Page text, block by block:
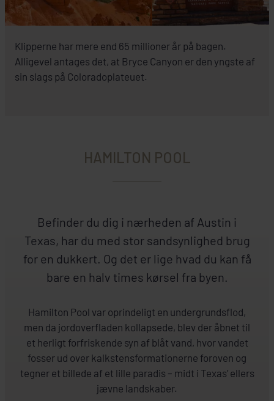
Klipperne har mere end 65 millioner år på bagen.
Alligevel antages det, at Bryce Canyon er den yngste af
sin slags på Coloradoplateuet.
HAMILTON POOL
Befinder du dig i nærheden af Austin i
Texas, har du med stor sandsynlighed brug
for en dukkert. Og det er lige hvad du kan få
bare en halv times kørsel fra byen.
Hamilton Pool var oprindeligt en undergrundsflod,
men da jordoverfladen kollapsede, blev der åbnet til
et herligt forfriskende syn af blåt vand, hvor vandet
fosser ud over kalkstensformationerne foroven og
tegner et billede af et lille paradis – midt i Texas’ ellers
jævne landskaber.